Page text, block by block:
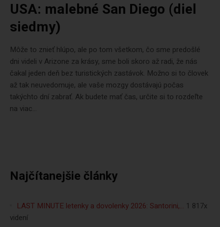
USA: malebné San Diego (diel
siedmy)
Môže to znieť hlúpo, ale po tom všetkom, čo sme predošlé
dni videli v Arizone za krásy, sme boli skoro až radi, že nás
čakal jeden deň bez turistických zastávok. Možno si to človek
až tak neuvedomuje, ale vaše mozgy dostávajú počas
takýchto dní zabrať. Ak budete mať čas, určite si to rozdeľte
na viac...
Najčítanejšie články
LAST MINUTE letenky a dovolenky 2026: Santorini,… 1 817x
videní